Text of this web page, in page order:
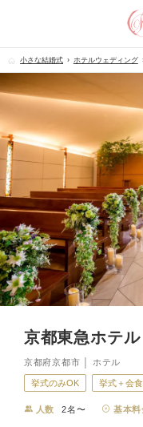
小さな結婚式 ホテルウェディング
京都東急ホテル
京都府京都市 │ ホテル
挙式のみOK 挙式＋会
人数 2名〜 基本料